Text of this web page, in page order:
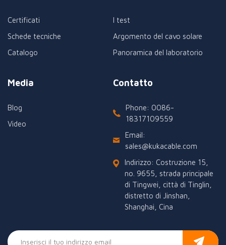
Certificati
Schede tecniche
Catalogo
I test
Argomento del cavo solare
Panoramica del laboratorio
Media
Blog
Video
Contatto
Phone: 0086-
18317109559
Email:
sales@kukacable.com
Indirizzo: Costruzione 15,
no. 9655, strada principale
di Tingwei, città di Tinglin,
distretto di Jinshan,
Shanghai, Cina